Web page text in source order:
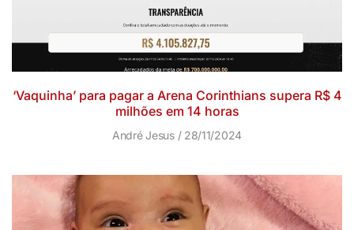
‘Vaquinha’ para pagar a Arena Corinthians supera R$ 4
milhões em 14 horas
André Jesus 28/11/2024